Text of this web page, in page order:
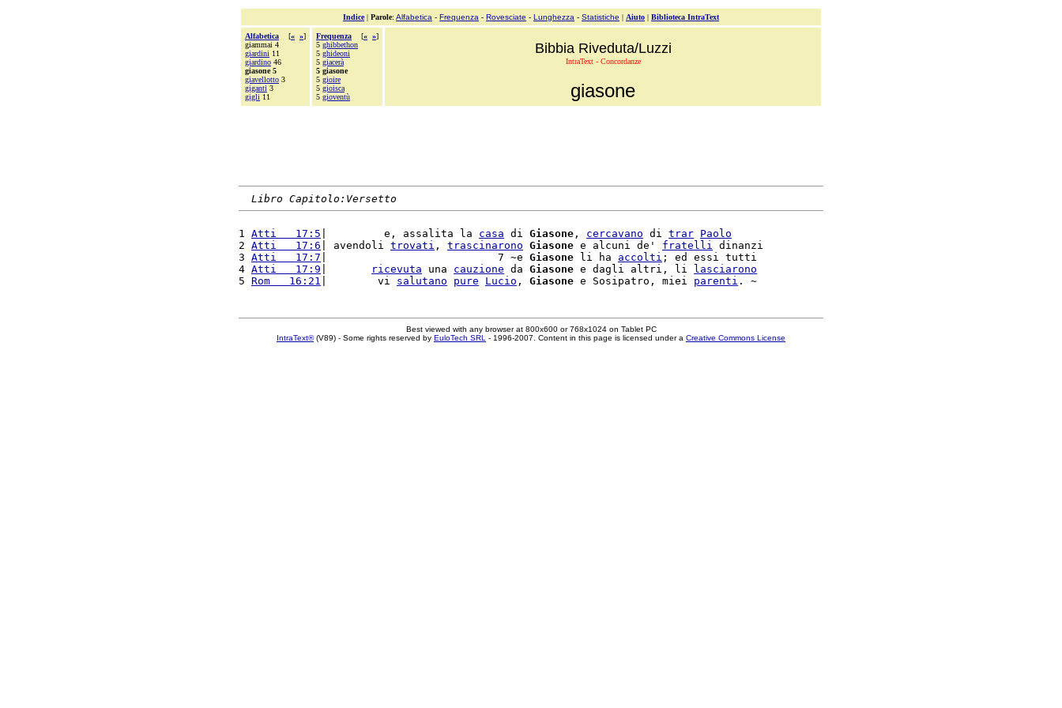
Indice| Parole: Alfabetica - Frequenza - Rovesciate - Lunghezza - Statistiche | Aiuto | Biblioteca IntraText
Alfabetica [« »]
giammai 4
giardini 11
giardino 46
giasone 5
giavellotto 3
giganti 3
gigli 11
Frequenza [« »]
5 ghibbethon
5 ghideoni
5 giacerà
5 giasone
5 gioire
5 gioisca
5 gioventù
Bibbia Riveduta/Luzzi
IntraText - Concordanze
giasone
Libro Capitolo:Versetto
1 Atti   17:5 |         e, assalita la casa di Giasone , cercavano di trar Paolo
2 Atti   17:6 | avendoli trovati , trascinarono Giasone e alcuni de' fratelli dinanzi
3 Atti   17:7 |                           7 ~e Giasone li ha accolti ; ed essi tutti
4 Atti   17:9 ricevuta una cauzione da Giasone e dagli altri, li
lasciarono
5 Rom   16:21 |        vi salutano pure Lucio , Giasone e Sosipatro, miei parenti
Best viewed with any browser at 800x600 or 768x1024 on Tablet PC
IntraText®(V89) - Some rights reserved by EuloTech SRL - 1996-2007. Content in this page is licensed under a Creative Commons License